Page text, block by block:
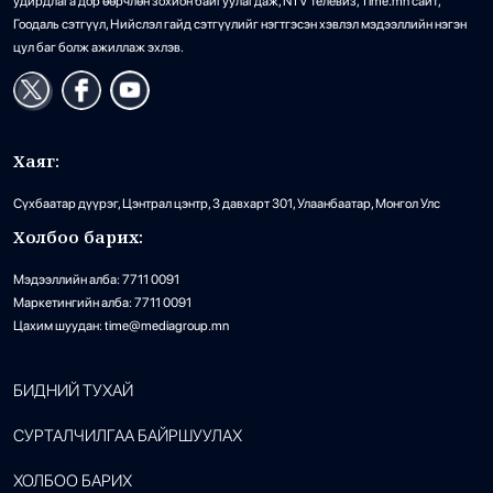
Гоодаль сэтгүүл, Нийслэл гайд сэтгүүлийг нэгтгэсэн хэвлэл мэдээллийн нэгэн
цул баг болж ажиллаж эхлэв.
Хаяг:
Сүхбаатар дүүрэг, Цэнтрал цэнтр, 3 давхарт 301, Улаанбаатар, Монгол Улс
Холбоо барих:
Мэдээллийн алба: 7711 0091
Маркетингийн алба: 7711 0091
Цахим шуудан: time@mediagroup.mn
БИДНИЙ ТУХАЙ
СУРТАЛЧИЛГАА БАЙРШУУЛАХ
ХОЛБОО БАРИХ